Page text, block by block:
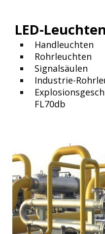
LED-Leuchten
Handleuchten
Rohrleuchten
Signalsäulen
Industrie-
FL70db